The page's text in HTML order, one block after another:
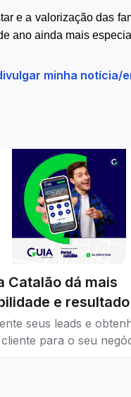
e a valorização das
ano ainda mais
minha notícia/
Catalão dá mais
e
negócio
seus leads e
cliente para o seu